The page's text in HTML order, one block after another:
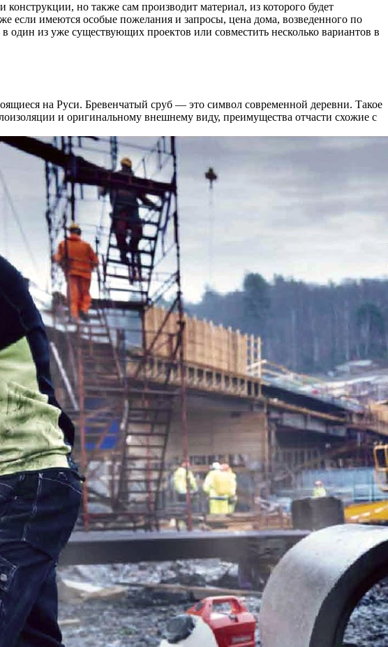
но также сам производит материал, из которого будет
если имеются особые пожелания и запросы, цена дома, возведенного по
из уже существующих проектов или совместить несколько вариантов в
на Руси. Бревенчатый сруб — это символ современной деревни. Такое
и оригинальному внешнему виду, преимущества отчасти схожие с